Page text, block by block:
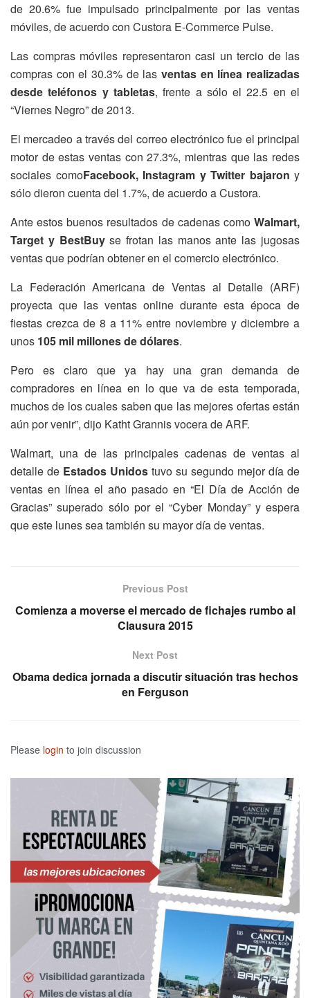
de 20.6% fue impulsado principalmente por las ventas
móviles, de acuerdo con Custora E-Commerce Pulse.
Las compras móviles representaron casi un tercio de las
compras con el 30.3% de las ventas en línea realizadas
desde teléfonos y tabletas, frente a sólo el 22.5 en el
“Viernes Negro” de 2013.
El mercadeo a través del correo electrónico fue el principal
motor de estas ventas con 27.3%, mientras que las redes
sociales comoFacebook, Instagram y Twitter bajaron y
sólo dieron cuenta del 1.7%, de acuerdo a Custora.
Ante estos buenos resultados de cadenas como Walmart,
Target y BestBuyse frotan las manos ante las jugosas
ventas que podrían obtener en el comercio electrónico.
La Federación Americana de Ventas al Detalle (ARF)
proyecta que las ventas online durante esta época de
fiestas crezca de 8 a 11% entre noviembre y diciembre a
unos 105 mil millones de dólares.
Pero es claro que ya hay una gran demanda de
compradores en línea en lo que va de esta temporada,
muchos de los cuales saben que las mejores ofertas están
aún por venir”, dijo Katht Grannis vocera de ARF.
Walmart, una de las principales cadenas de ventas al
detalle de Estados Unidos tuvo su segundo mejor día de
ventas en línea el año pasado en “El Día de Acción de
Gracias” superado sólo por el “Cyber Monday” y espera
que este lunes sea también su mayor día de ventas.
Previous Post
Comienza a moverse el mercado de fichajes rumbo al
Clausura 2015
Next Post
Obama dedica jornada a discutir situación tras hechos
en Ferguson
Please login to join discussion